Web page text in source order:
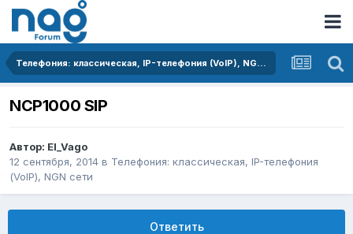
Телефония: классическая, IP-телефония (VoIP), NGN сети
NCP1000 SIP
Автор: El_Vago
12 сентября, 2014 в Телефония: классическая, IP-телефония
(VoIP), NGN сети
Ответить